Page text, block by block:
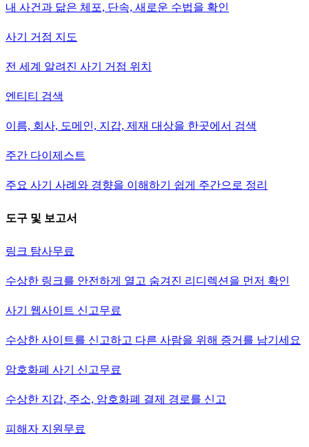
내 사건과 닮은 체포, 단속, 새로운 수법을 확인
사기 거점 지도
전 세계 알려진 사기 거점 위치
엔티티 검색
이름, 회사, 도메인, 지갑, 제재 대상을 한곳에서 검색
주간 다이제스트
주요 사기 사례와 경향을 이해하기 쉽게 주간으로 정리
도구 및 보고서
링크 탐사무료
수상한 링크를 안전하게 열고 숨겨진 리디렉션을 먼저 확인
사기 웹사이트 신고무료
수상한 사이트를 신고하고 다른 사람을 위해 증거를 남기세요
암호화폐 사기 신고무료
수상한 지갑, 주소, 암호화폐 결제 경로를 신고
피해자 지원 무료